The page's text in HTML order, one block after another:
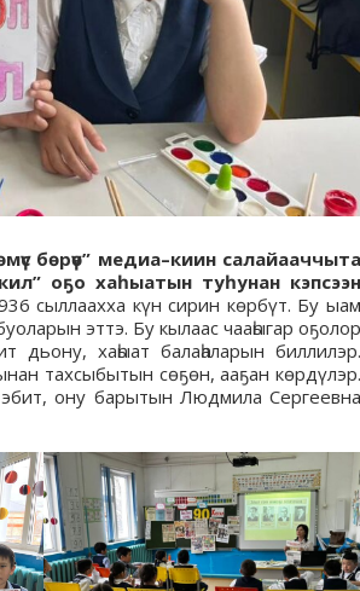
бөрүө” медиа–киин салайааччыта
оҕо хаһыатын туһунан кэпсээн
сыллаахха күн сирин көрбүт. Бу ыам
эттэ. Бу кылаас чааһыгар оҕолор
дьону, хаһыат балаһаларын биллилэр.
тахсыбытын сөҕөн, ааҕан көрдүлэр.
эбит, ону барытын Людмила Сергеевна